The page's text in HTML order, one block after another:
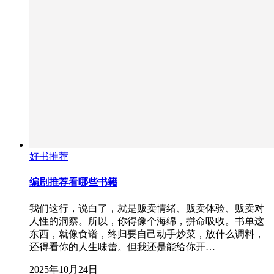
好书推荐
编剧推荐看哪些书籍
我们这行，说白了，就是贩卖情绪、贩卖体验、贩卖对
人性的洞察。所以，你得像个海绵，拼命吸收。书单这
东西，就像食谱，终归要自己动手炒菜，放什么调料，
还得看你的人生味蕾。但我还是能给你开…
2025年10月24日